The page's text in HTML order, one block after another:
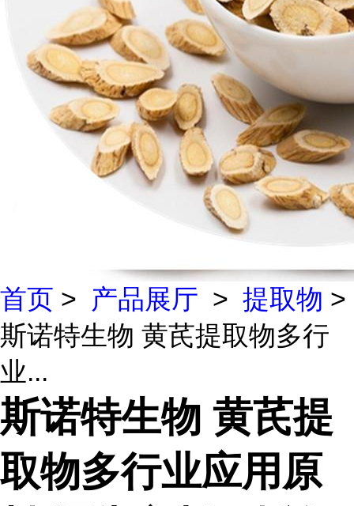
首页 > 产品展厅 > 提取物 >
斯诺特生物 黄芪提取物多行
业...
斯诺特生物 黄芪提
取物多行业应用原